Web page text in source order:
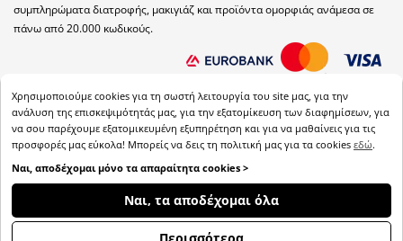
συμπληρώματα διατροφής, μακιγιάζ και προϊόντα ομορφιάς ανάμεσα σε
πάνω από 20.000 κωδικούς.
Χρησιμοποιούμε cookies για τη σωστή λειτουργία του site μας, για την
ανάλυση της επισκεψιμότητάς μας, για την εξατομίκευση των διαφημίσεων, για
να σου παρέχουμε εξατομικευμένη εξυπηρέτηση και για να μαθαίνεις για τις
προσφορές μας εύκολα! Μπορείς να δεις τη πολιτική μας για τα cookies εδώ.
Ναι, αποδέχομαι μόνο τα απαραίτητα cookies >
Ναι, τα αποδέχομαι όλα